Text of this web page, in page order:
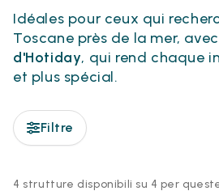
Idéales pour ceux qui
Toscane près de la mer,
d'Hotiday, qui rend chaque
et plus spécial.
Filtre
4 strutture disponibili su 4 per